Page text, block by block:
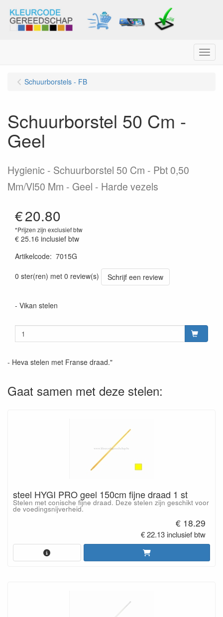
Menu
Schuurborstels - FB
Schuurborstel 50 Cm -
Geel
Hygienic - Schuurborstel 50 Cm - Pbt 0,50
Mm/Vl50 Mm - Geel - Harde vezels
€20.80
*Prijzen zijn exclusief btw
€ 25.16 inclusief btw
Artikelcode: 7015G
0 ster(ren) met 0 review(s)
Schrijf een review
- Vikan stelen
- Heva stelen met Franse draad."
Gaat samen met deze stelen:
steel HYGI PRO geel 150cm fijne draad 1 st
Stelen met conische fijne draad. Deze stelen zijn geschikt voor
de voedingsnijverheid.
€ 18.29
€ 22.13 inclusief btw